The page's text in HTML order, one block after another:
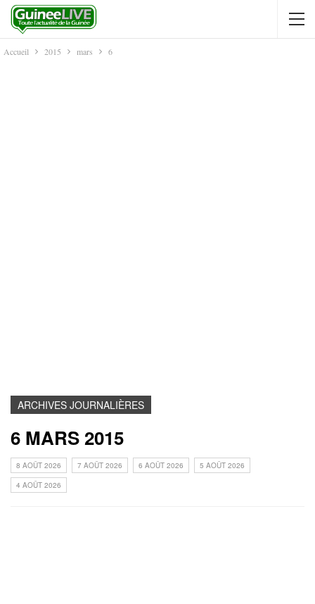
Accueil 2015 mars 6
ARCHIVES JOURNALIÈRES
6 MARS 2015
8 AOÛT 2026 7 AOÛT 2026 6 AOÛT 2026
5 AOÛT 2026
4 AOÛT 2026